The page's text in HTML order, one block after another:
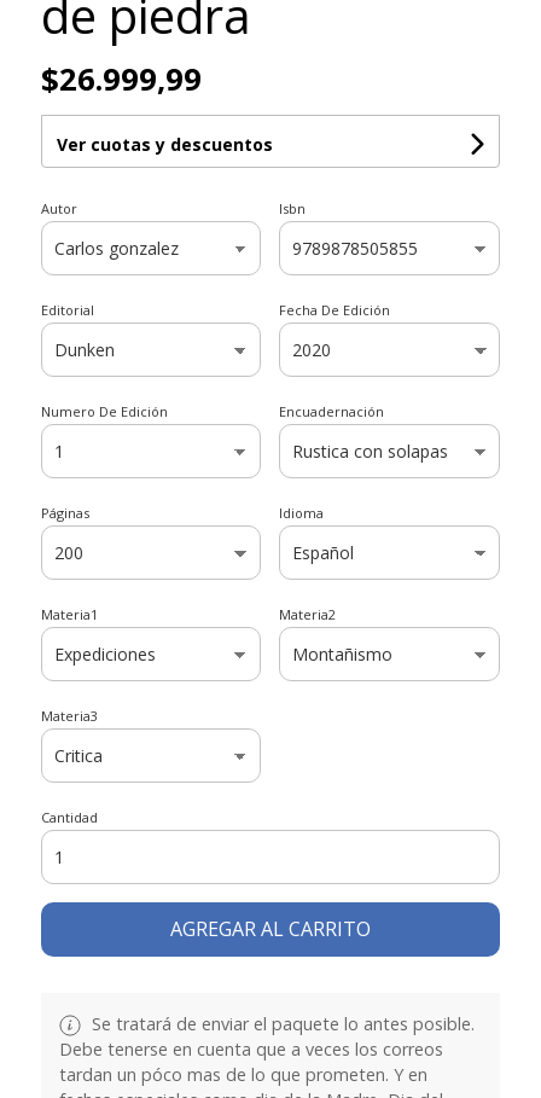
de piedra
$26.999,99
Ver cuotas y descuentos
Autor Isbn
Editorial Fecha De Edición
Numero De Edición Encuadernación
Páginas Idioma
Materia1 Materia2
Materia3
Cantidad
AGREGAR AL CARRITO
Se tratará de enviar el paquete lo antes posible.
Debe tenerse en cuenta que a veces los correos
tardan un póco mas de lo que prometen. Y en